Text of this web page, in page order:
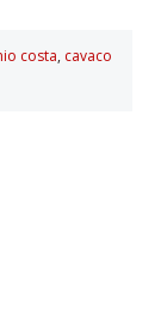
costa, cavaco